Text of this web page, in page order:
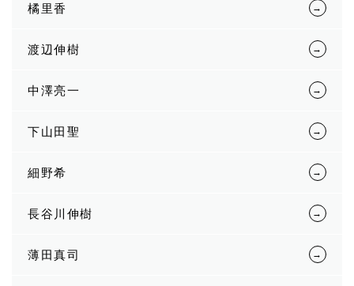
橘里香
渡辺伸樹
中澤亮一
下山田聖
細野希
長谷川伸樹
薄田真司